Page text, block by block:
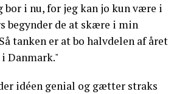
bor i nu, for jeg kan jo kun være i
begynder de at skære i min
tanken er at bo halvdelen af året
Danmark."
idéen genial og gætter straks